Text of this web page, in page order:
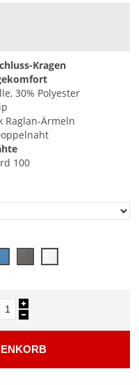
Kragen
30% Polyester
Raglan-Ärmeln
100